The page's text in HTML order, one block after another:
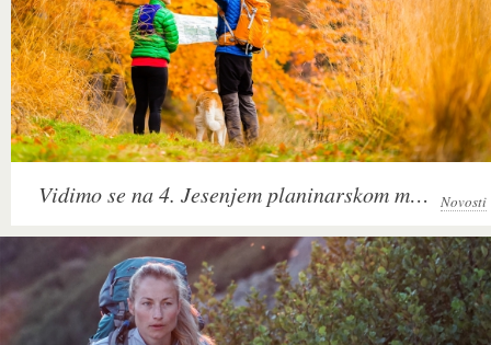
Vidimo se na 4. Jesenjem planinarskom maratonu na Fruškoj gori Novosti